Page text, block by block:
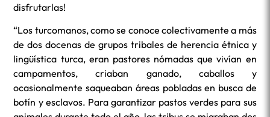
disfrutarlas!
“Los turcomanos, como se conoce colectivamente a más
de dos docenas de grupos tribales de herencia étnica y
lingüística turca, eran pastores nómadas que vivían en
campamentos, criaban ganado, caballos y
ocasionalmente saqueaban áreas pobladas en busca de
botín y esclavos. Para garantizar pastos verdes para sus